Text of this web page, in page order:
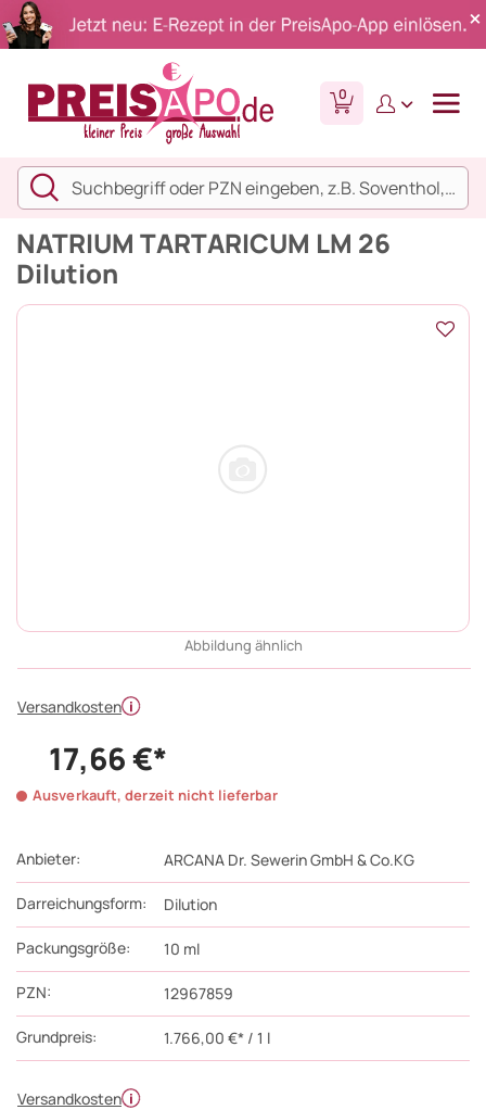
0
NATRIUM TARTARICUM LM 26
Dilution
Abbildung ähnlich
Versandkosten
Versandkosten
Anbieter: ARCANA Dr. Sewerin GmbH & Co.KG
Darreichungsform: Dilution
Packungsgröße: 10 ml
PZN: 12967859
Grundpreis: 1.766,00 €* / 1 l
17,66 €*
Ausverkauft, derzeit nicht lieferbar